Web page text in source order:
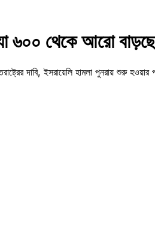
৬০০ থেকে আরো বাড়ছে
দাবি, ইসরায়েলি হামলা পুনরায় শুরু